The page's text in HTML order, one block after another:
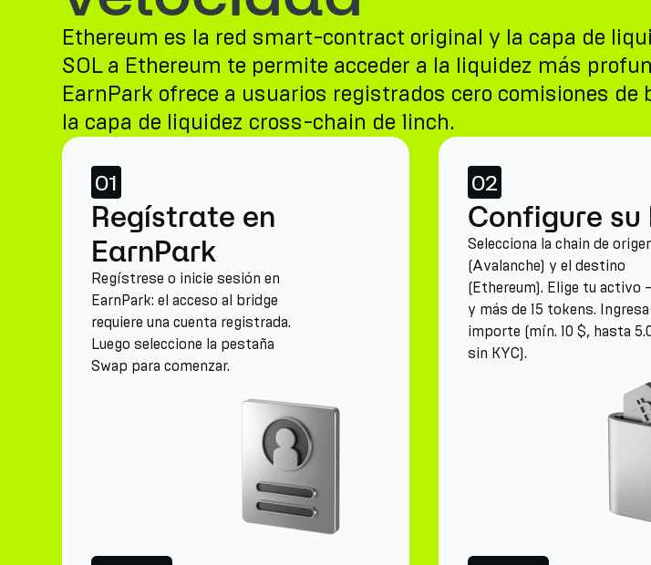
Ethereum es la red smart-contract original y la capa de
SOL a Ethereum te permite acceder a la liquidez más
EarnPark ofrece a usuarios registrados cero comisiones
la capa de liquidez cross-chain de 1inch.
01
Regístrate en
EarnPark
Regístrese o inicie sesión en
EarnPark: el acceso al bridge
requiere una cuenta registrada.
Luego seleccione la pestaña
Swap para comenzar.
02
Configure su
Selecciona la chain de
(Avalanche) y el destino
(Ethereum). Elige tu activo
y más de 15 tokens. Ingresa
importe (mín. 10 $, hasta
sin KYC).